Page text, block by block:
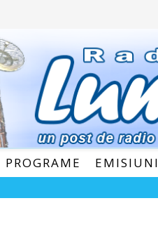
EMISIUNI